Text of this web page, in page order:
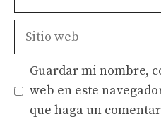
Sitio
Guardar mi nombre,
web en este
que haga un